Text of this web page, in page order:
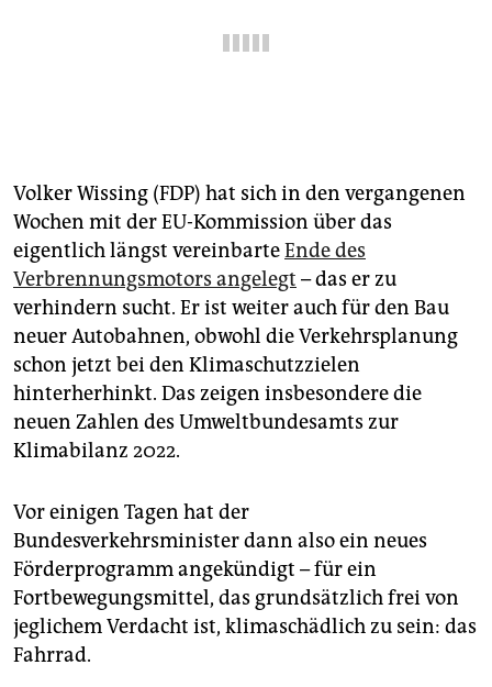
Volker Wissing (FDP) hat sich in den vergangenen
Wochen mit der EU-Kommission über das
eigentlich längst vereinbarteEnde des
Verbrennungsmotors angelegt – das er zu
verhindern sucht. Er ist weiter auch für den Bau
neuer Autobahnen, obwohl die Verkehrsplanung
schon jetzt bei den Klimaschutzzielen
hinterherhinkt. Das zeigen insbesondere die
neuen Zahlen des Umweltbundesamts zur
Klimabilanz 2022.
Vor einigen Tagen hat der
Bundesverkehrsminister dann also ein neues
Förderprogramm angekündigt – für ein
Fortbewegungsmittel, das grundsätzlich frei von
jeglichem Verdacht ist, klimaschädlich zu sein: das
Fahrrad.